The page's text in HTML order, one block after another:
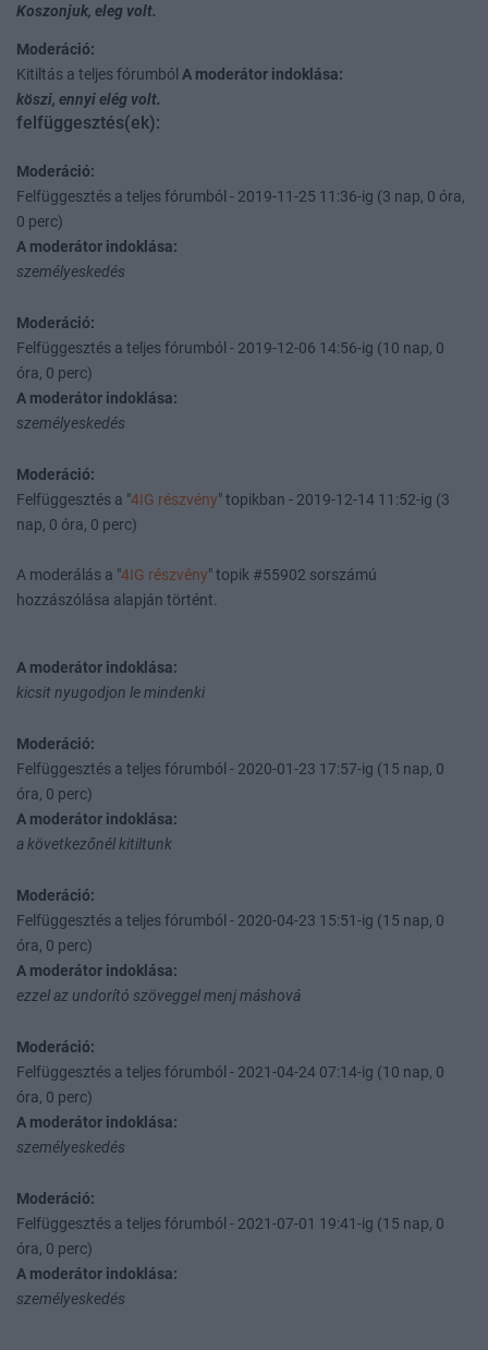
Koszonjuk, eleg volt.
Moderáció:
Kitiltás a teljes fórumból A moderátor indoklása:
köszi, ennyi elég volt.
felfüggesztés(ek):
Moderáció:
Felfüggesztés a teljes fórumból - 2019-11-25 11:36-ig (3 nap, 0 óra,
0 perc)
A moderátor indoklása:
személyeskedés
Moderáció:
Felfüggesztés a teljes fórumból - 2019-12-06 14:56-ig (10 nap, 0
óra, 0 perc)
A moderátor indoklása:
személyeskedés
Moderáció:
Felfüggesztés a "4IG részvény" topikban - 2019-12-14 11:52-ig (3
nap, 0 óra, 0 perc)
A moderálás a "4IG részvény" topik #55902 sorszámú
hozzászólása alapján történt.
A moderátor indoklása:
kicsit nyugodjon le mindenki
Moderáció:
Felfüggesztés a teljes fórumból - 2020-01-23 17:57-ig (15 nap, 0
óra, 0 perc)
A moderátor indoklása:
a következőnél kitiltunk
Moderáció:
Felfüggesztés a teljes fórumból - 2020-04-23 15:51-ig (15 nap, 0
óra, 0 perc)
A moderátor indoklása:
ezzel az undorító szöveggel menj máshová
Moderáció:
Felfüggesztés a teljes fórumból - 2021-04-24 07:14-ig (10 nap, 0
óra, 0 perc)
A moderátor indoklása:
személyeskedés
Moderáció:
Felfüggesztés a teljes fórumból - 2021-07-01 19:41-ig (15 nap, 0
óra, 0 perc)
A moderátor indoklása:
személyeskedés